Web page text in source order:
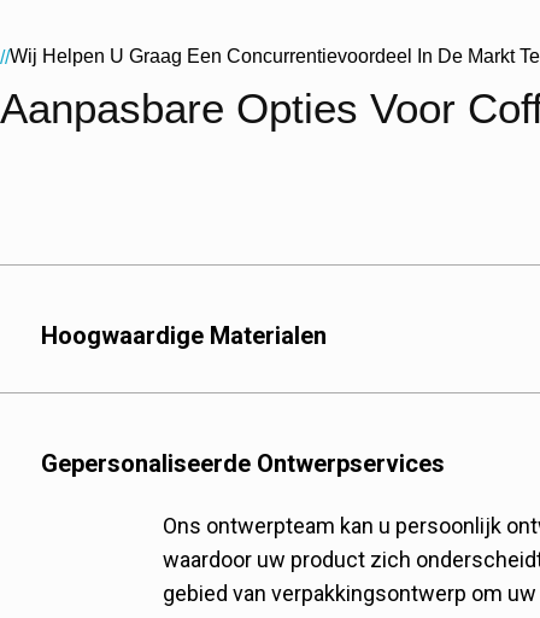
//Wij Helpen U Graag Een Concurrentievoordeel In De Markt
Aanpasbare Opties Voor Co
Hoogwaardige Materialen
(polyethyleen), PA
Biologisch
materialen voor
minimaliseren.
Gepersonaliseerde Ontwerpservices
Ons ontwerpteam kan u persoonlijk
waardoor uw product zich
gebied van verpakkingsontwerp om